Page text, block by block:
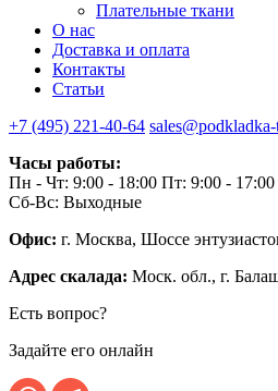
Плательные ткани
О нас
Доставка и оплата
Контакты
Статьи
+7 (495) 221-40-64
Часы работы:
Пн - Чт: 9:00 - 18:00 Пт: 9:00 - 17:00
Сб-Вс: Выходные
Офис: г. Москва, Шоссе
Адрес скалада: Моск. обл., г.
Есть вопрос?
Задайте его онлайн